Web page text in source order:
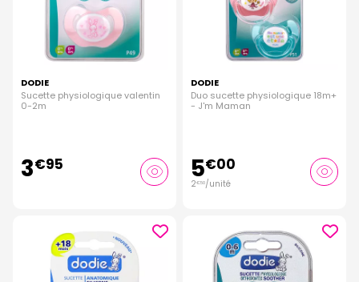
DODIE
Sucette physiologique valentin
0-2m
3€95
DODIE
Duo sucette physiologique 18m+
- J'm Maman
5€00
2€50/unité